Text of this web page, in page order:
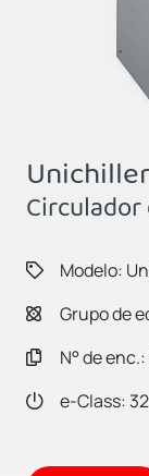
Modelo:
Grupo de
N° de
e-Class: